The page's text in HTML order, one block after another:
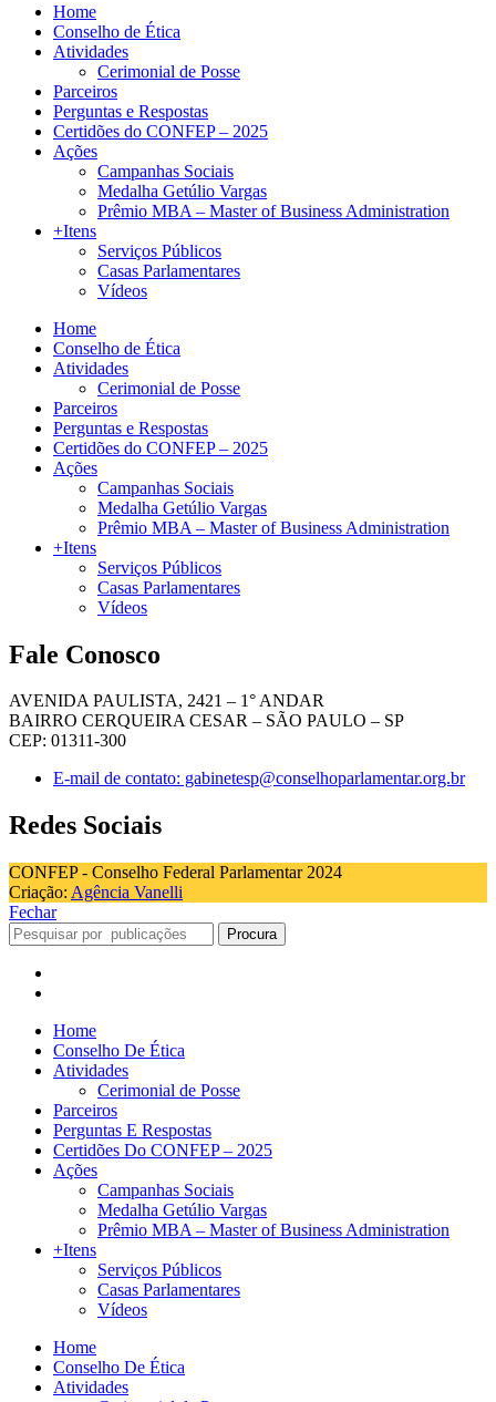
Home
Conselho de Ética
Atividades
Cerimonial de Posse
Parceiros
Perguntas e Respostas
Certidões do CONFEP – 2025
Ações
Campanhas Sociais
Medalha Getúlio Vargas
Prêmio MBA – Master of Business Administration
+Itens
Serviços Públicos
Casas Parlamentares
Vídeos
Home
Conselho de Ética
Atividades
Cerimonial de Posse
Parceiros
Perguntas e Respostas
Certidões do CONFEP – 2025
Ações
Campanhas Sociais
Medalha Getúlio Vargas
Prêmio MBA – Master of Business Administration
+Itens
Serviços Públicos
Casas Parlamentares
Vídeos
Fale Conosco
AVENIDA PAULISTA, 2421 – 1° ANDAR
BAIRRO CERQUEIRA CESAR – SÃO PAULO – SP
CEP: 01311-300
E-mail de contato: gabinetesp@conselhoparlamentar.org.br
Redes Sociais
CONFEP - Conselho Federal Parlamentar 2024
Criação: Agência Vanelli
Fechar
Procura
Home
Conselho De Ética
Atividades
Cerimonial de Posse
Parceiros
Perguntas E Respostas
Certidões Do CONFEP – 2025
Ações
Campanhas Sociais
Medalha Getúlio Vargas
Prêmio MBA – Master of Business Administration
+Itens
Serviços Públicos
Casas Parlamentares
Vídeos
Home
Conselho De Ética
Atividades